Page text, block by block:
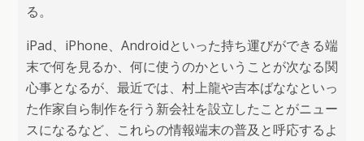
る。
iPad、iPhone、Androidといった持ち運びができる端
末で何を見るか、何に使うのかということが次なる関
心事となるが、最近では、村上龍や吉本ばななといっ
た作家自ら制作を行う新会社を設立したことがニュー
スになるなど、これらの情報端末の普及と呼応するよ